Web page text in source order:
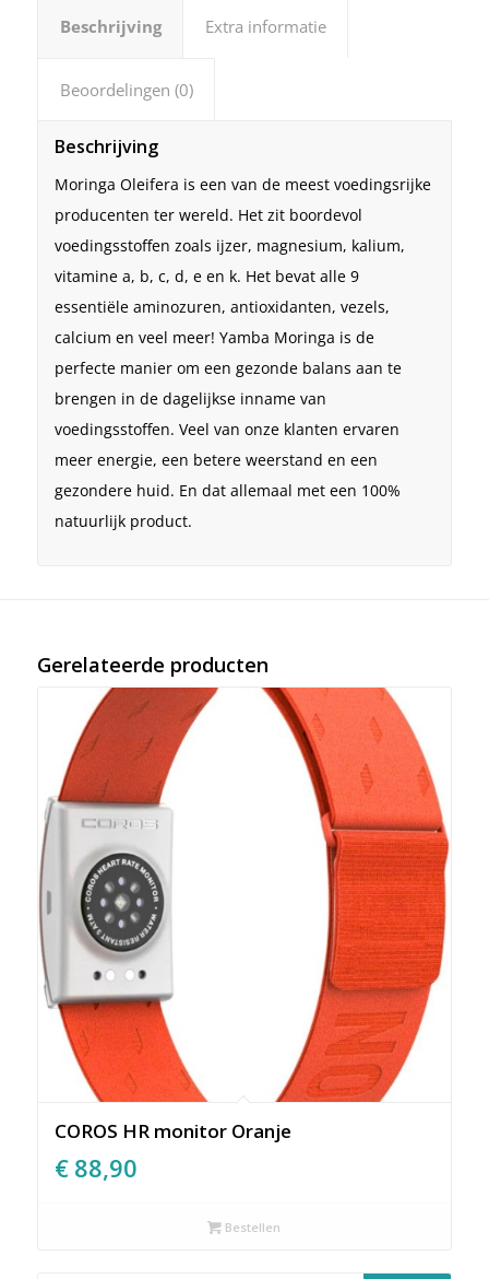
Beschrijving Extra informatie
Beoordelingen (0)
Beschrijving
Moringa Oleifera is een van de meest voedingsrijke
producenten ter wereld. Het zit boordevol
voedingsstoffen zoals ijzer, magnesium, kalium,
vitamine a, b, c, d, e en k. Het bevat alle 9
essentiële aminozuren, antioxidanten, vezels,
calcium en veel meer! Yamba Moringa is de
perfecte manier om een gezonde balans aan te
brengen in de dagelijkse inname van
voedingsstoffen. Veel van onze klanten ervaren
meer energie, een betere weerstand en een
gezondere huid. En dat allemaal met een 100%
natuurlijk product.
Gerelateerde producten
COROS HR monitor Oranje
€ 88,90
Bestellen